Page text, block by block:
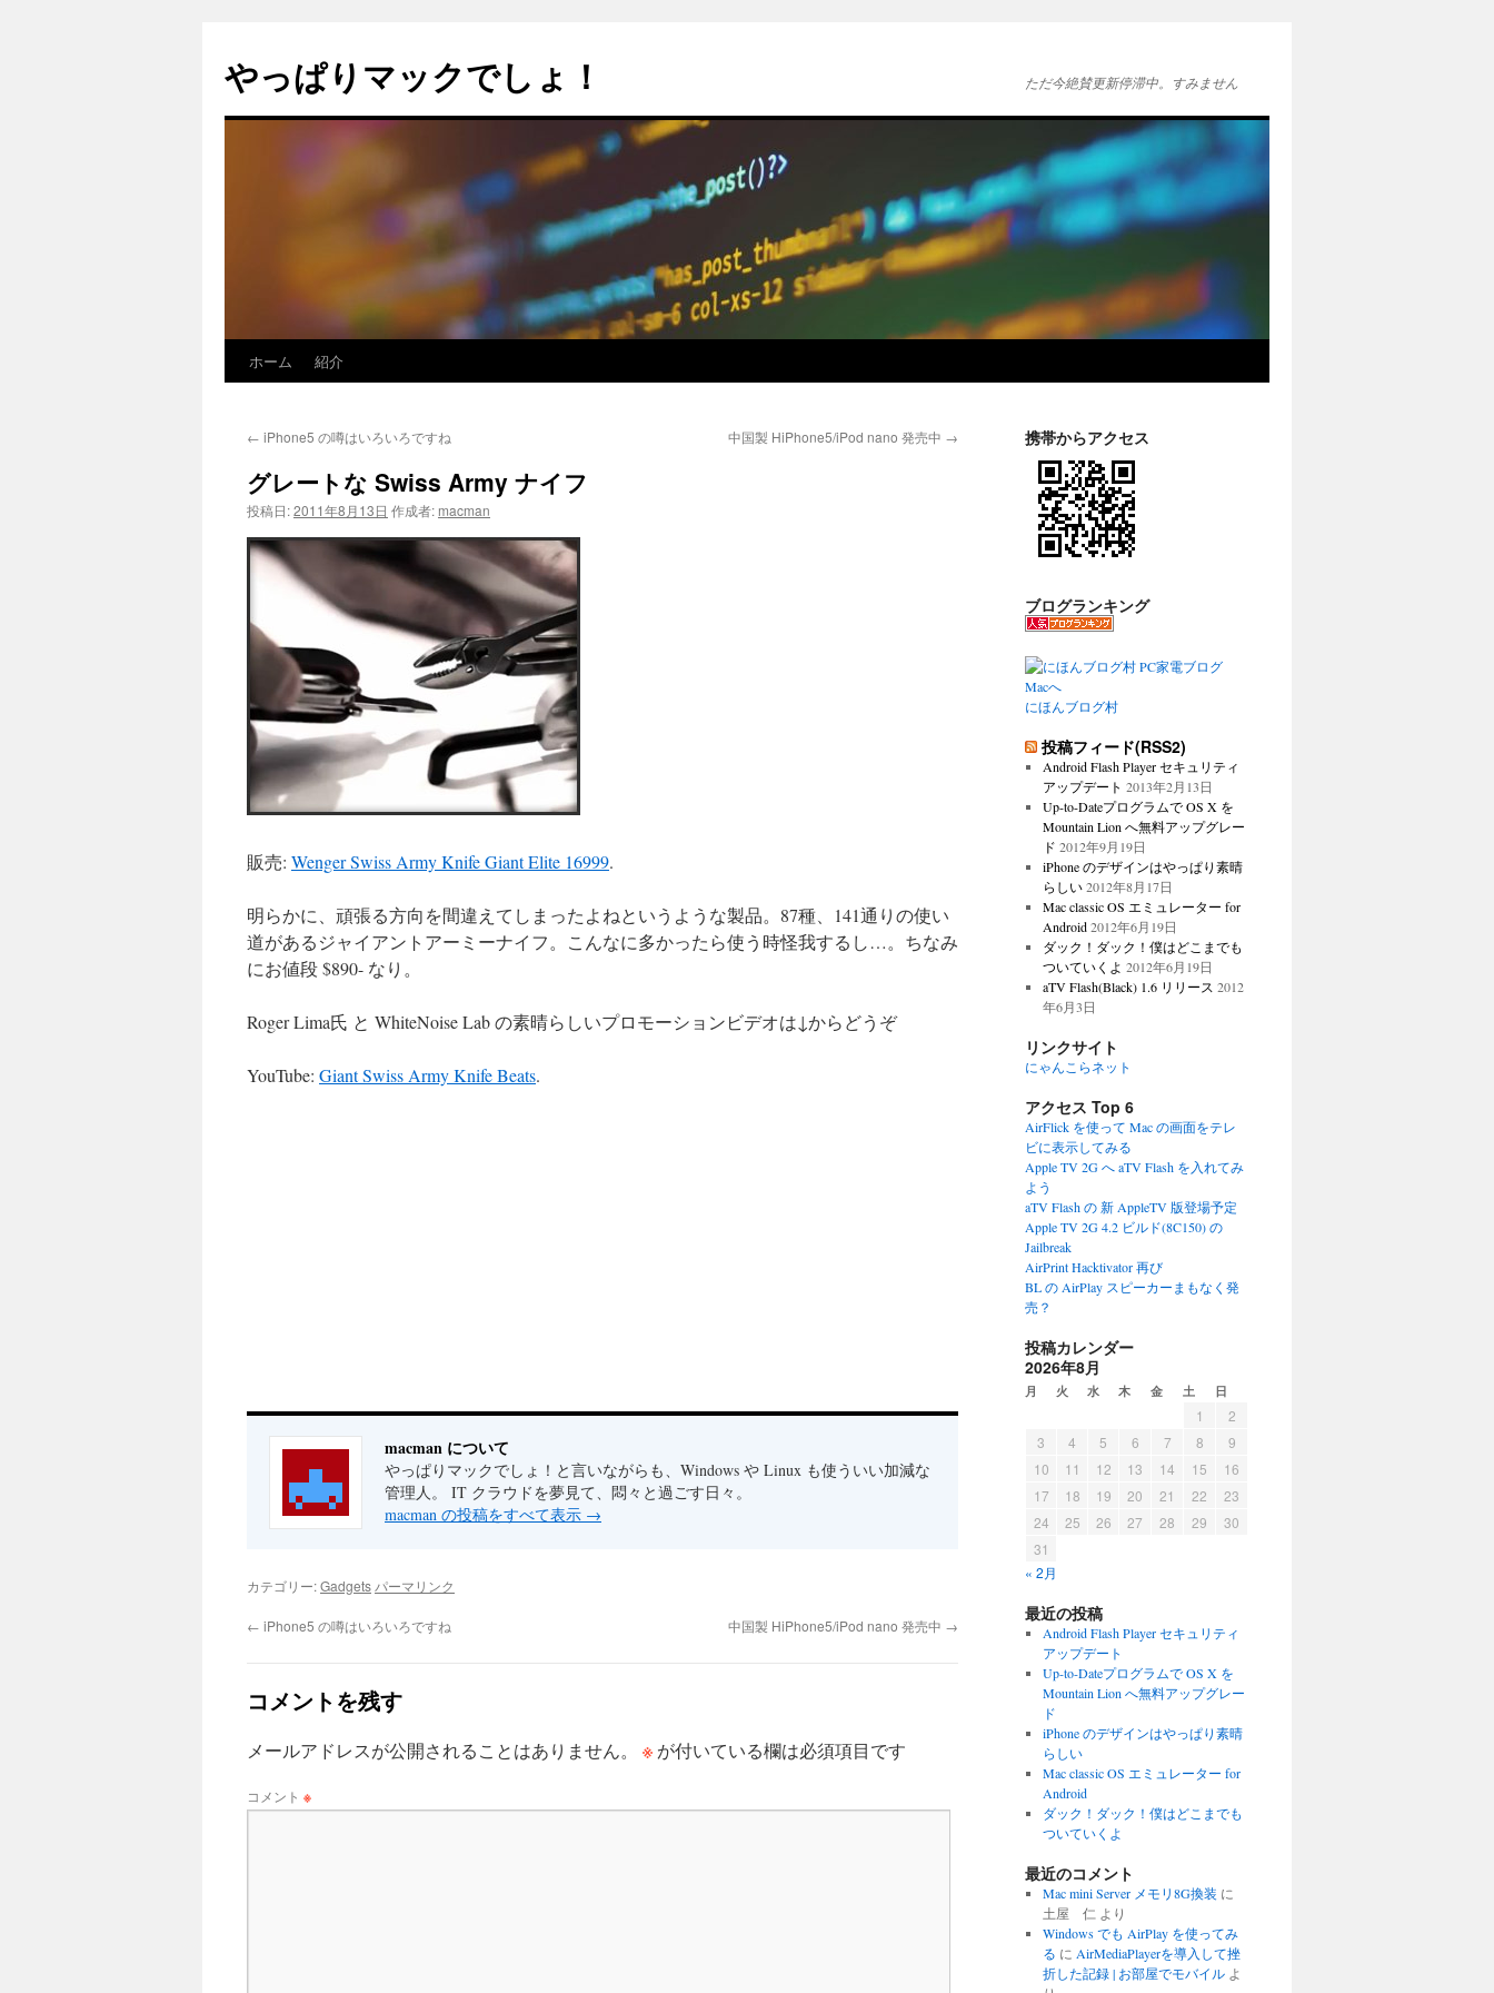
テ
ン
やっぱりマックでしょ！ ただ今絶賛更新停滞中。すみません
ホーム 紹介
← iPhone5 の噂はいろいろですね 中国製 HiPhone5/iPod nano 発売中 →
グレートな Swiss Army ナイフ
投稿日:2011年8月13日 作成者: macman
販売: Wenger Swiss Army Knife Giant Elite 16999.
明らかに、頑張る方向を間違えてしまったよねというような製品。87種、141通りの使い
道があるジャイアントアーミーナイフ。こんなに多かったら使う時怪我するし…。ちなみ
にお値段 $890- なり。
Roger Lima氏 と WhiteNoise Lab の素晴らしいプロモーションビデオは↓からどうぞ
YouTube: Giant Swiss Army Knife Beats.
macman について
やっぱりマックでしょ！と言いながらも、Windows や Linux も使ういい加減な
管理人。 IT クラウドを夢見て、悶々と過ごす日々。
macman の投稿をすべて表示 →
カテゴリー:Gadgets パーマリンク
← iPhone5 の噂はいろいろですね 中国製 HiPhone5/iPod nano 発売中 →
コメントを残す
メールアドレスが公開されることはありません。 ※ が付いている欄は必須項目です
コメント ※
携帯からアクセス
ブログランキング
にほんブログ村
投稿フィード(RSS2)
Android Flash Player セキュリティ
アップデート 2013年2月13日
Up-to-Dateプログラムで OS X を
Mountain Lion へ無料アップグレー
ド 2012年9月19日
iPhone のデザインはやっぱり素晴
らしい 2012年8月17日
Mac classic OS エミュレーター for
Android 2012年6月19日
ダック！ダック！僕はどこまでも
ついていくよ 2012年6月19日
aTV Flash(Black) 1.6 リリース 2012
年6月3日
リンクサイト
にゃんこらネット
アクセス Top 6
AirFlick を使って Mac の画面をテレ
ビに表示してみる
Apple TV 2G へ aTV Flash を入れてみ
よう
aTV Flash の 新 AppleTV 版登場予定
Apple TV 2G 4.2 ビルド(8C150) の
Jailbreak
AirPrint Hacktivator 再び
BL の AirPlay スピーカーまもなく発
売？
投稿カレンダー
2026年8月
月 火 水 木 金 土 日
1
2
3
4 5 6 7 8
9
10
11 12 13 14 15
16
17
18 19 20 21 22
23
24
25 26 27 28 29
30
31
« 2月
最近の投稿
Android Flash Player セキュリティ
アップデート
Up-to-Dateプログラムで OS X を
Mountain Lion へ無料アップグレー
ド
iPhone のデザインはやっぱり素晴
らしい
Mac classic OS エミュレーター for
Android
ダック！ダック！僕はどこまでも
ついていくよ
最近のコメント
Mac mini Server メモリ8G換装 に
土屋 仁 より
Windows でも AirPlay を使ってみ
る に AirMediaPlayerを導入して挫
折した記録 | お部屋でモバイルよ